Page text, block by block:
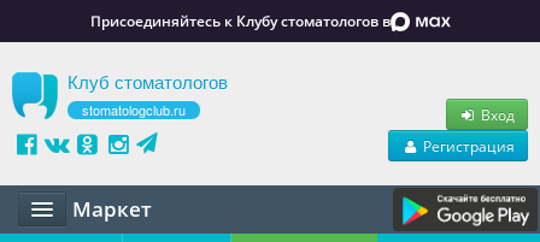
Присоединяйтесь к Клубу стоматологов в
Клуб стоматологов
stomatologclub.ru
Вход
Регистрация
Маркет